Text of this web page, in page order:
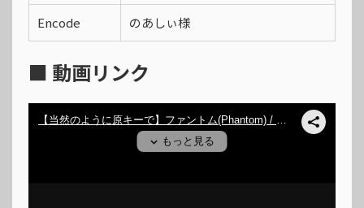
Encode のあしぃ様
■ 動画リンク